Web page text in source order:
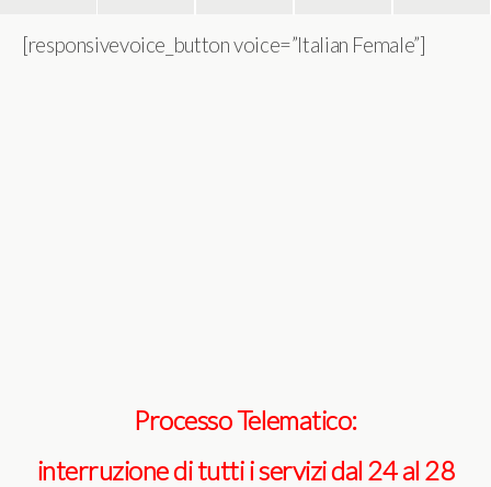
[responsivevoice_button voice=”Italian Female”]
Processo Telematico:
interruzione di tutti i servizi dal 24 al 28